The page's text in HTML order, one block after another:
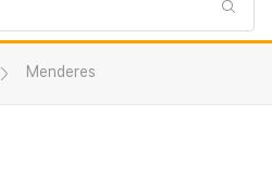
Menderes